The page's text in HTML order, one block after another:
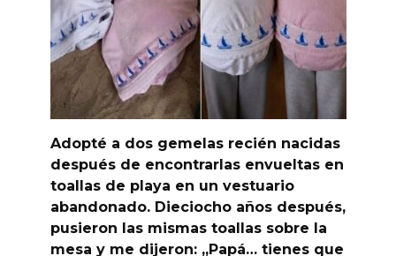
Adopté a dos gemelas recién nacidas
después de encontrarlas envueltas en
toallas de playa en un vestuario
abandonado. Dieciocho años después,
pusieron las mismas toallas sobre la
mesa y me dijeron: „Papá… tienes que